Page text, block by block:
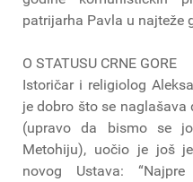
patrijarha Pavla u najteže
O STATUSU CRNE GORE
Istoričar i religiolog
je dobro što se naglašava
(upravo da bismo se
Metohiju), uočio je još
novog Ustava: